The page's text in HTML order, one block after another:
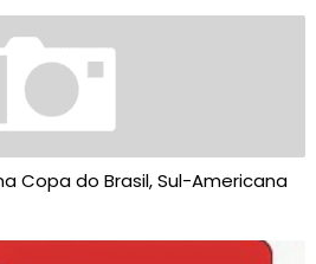
Copa do Brasil, Sul-Americana